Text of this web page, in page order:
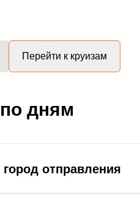
Перейти к круизам
дням
город отправления